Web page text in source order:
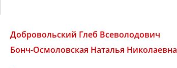
Добровольский Глеб Всеволодович
Бонч-Осмоловская Наталья Николаевна